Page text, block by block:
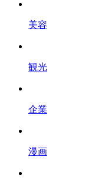
美容
観光
企業
漫画